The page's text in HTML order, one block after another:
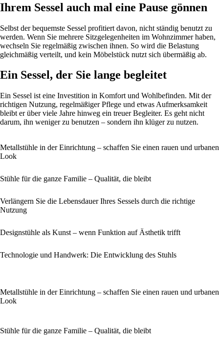
Ihrem Sessel auch mal eine Pause gönnen
Selbst der bequemste Sessel profitiert davon, nicht ständig benutzt zu
werden. Wenn Sie mehrere Sitzgelegenheiten im Wohnzimmer haben,
wechseln Sie regelmäßig zwischen ihnen. So wird die Belastung
gleichmäßig verteilt, und kein Möbelstück nutzt sich übermäßig ab.
Ein Sessel, der Sie lange begleitet
Ein Sessel ist eine Investition in Komfort und Wohlbefinden. Mit der
richtigen Nutzung, regelmäßiger Pflege und etwas Aufmerksamkeit
bleibt er über viele Jahre hinweg ein treuer Begleiter. Es geht nicht
darum, ihn weniger zu benutzen – sondern ihn klüger zu nutzen.
Metallstühle in der Einrichtung – schaffen Sie einen rauen und urbanen
Look
Stühle für die ganze Familie – Qualität, die bleibt
Verlängern Sie die Lebensdauer Ihres Sessels durch die richtige
Nutzung
Designstühle als Kunst – wenn Funktion auf Ästhetik trifft
Technologie und Handwerk: Die Entwicklung des Stuhls
Metallstühle in der Einrichtung – schaffen Sie einen rauen und urbanen
Look
Stühle für die ganze Familie – Qualität, die bleibt